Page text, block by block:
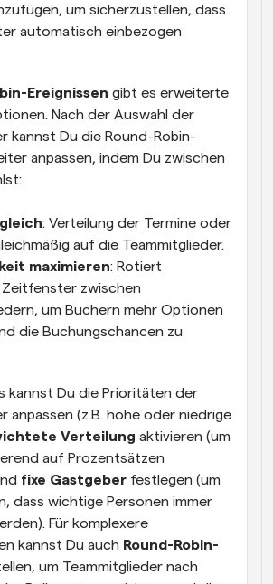
um sicherzustellen, dass
automatisch einbezogen
Ereignissen gibt es erweiterte
Nach der Auswahl der
kannst Du die Round-Robin-
anpassen, indem Du zwischen
: Verteilung der Termine oder
auf die Teammitglieder.
maximieren: Rotiert
zwischen
um Buchern mehr Optionen
die Buchungschancen zu
kannst Du die Prioritäten der
anpassen (z.B. hohe oder niedrige
Verteilung aktivieren (um
auf Prozentsätzen
fixe Gastgeber festlegen (um
dass wichtige Personen immer
Für komplexere
kannst Du auch Round-Robin-
um Teammitglieder nach